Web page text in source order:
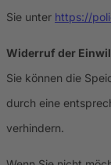
Sie unter https://
Widerruf der
Sie können die
durch eine
verhindern.